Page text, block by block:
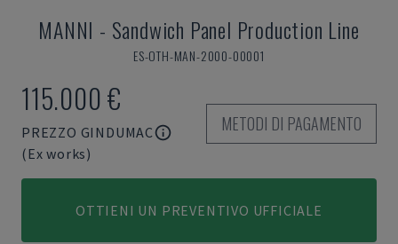
MANNI - Sandwich Panel Production Line
ES-OTH-MAN-2000-00001
115.000 €
PREZZO GINDUMAC
(Ex works)
METODI DI PAGAMENTO
OTTIENI UN PREVENTIVO UFFICIALE